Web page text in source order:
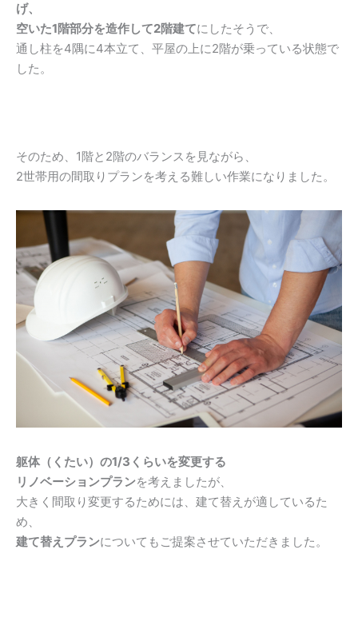
げ、
空いた1階部分を造作して2階建てにしたそうで、
通し柱を4隅に4本立て、平屋の上に2階が乗っている状態で
した。
そのため、1階と2階のバランスを見ながら、
2世帯用の間取りプランを考える難しい作業になりました。
躯体（くたい）の1/3くらいを変更する
リノベーションプランを考えましたが、
大きく間取り変更するためには、建て替えが適しているた
め、
建て替えプランについてもご提案させていただきました。